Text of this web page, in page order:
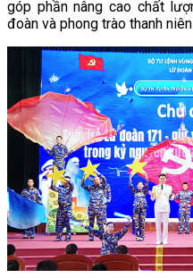
góp phần nâng cao chất
đoàn và phong trào thanh